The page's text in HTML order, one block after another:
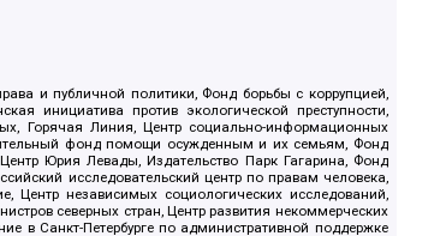
и публичной политики, Фонд борьбы с коррупцией,
инициатива против экологической преступности,
Горячая Линия, Центр социально-информационных
фонд помощи осужденным и их семьям, Фонд
Юрия Левады, Издательство Парк Гагарина, Фонд
исследовательский центр по правам человека,
Центр независимых социологических исследований,
северных стран, Центр развития некоммерческих
в Санкт-Петербурге по административной поддержке